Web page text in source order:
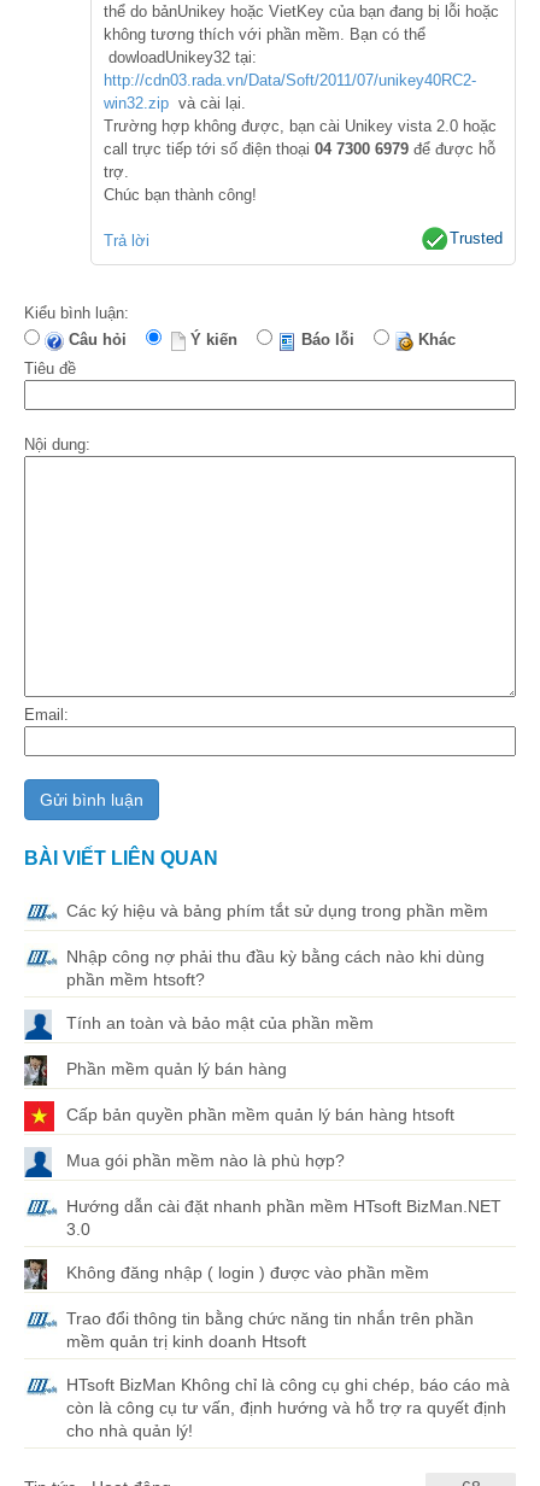
thể do bảnUnikey hoặc VietKey của bạn đang bị lỗi hoặc
không tương thích với phần mềm. Bạn có thể
dowloadUnikey32 tại:
http://cdn03.rada.vn/Data/Soft/2011/07/unikey40RC2-
win32.zip và cài lại.
Trường hợp không được, bạn cài Unikey vista 2.0 hoặc
call trực tiếp tới số điện thoại 04 7300 6979 để được hỗ
trợ.
Chúc bạn thành công!
Trả lời Trusted
Kiểu bình luận:
Câu hỏi
Ý kiến Báo lỗi
Khác
Tiêu đề
Nội dung:
Email:
BÀI VIẾT LIÊN QUAN
Các ký hiệu và bảng phím tắt sử dụng trong phần mềm
Nhập công nợ phải thu đầu kỳ bằng cách nào khi dùng
phần mềm htsoft?
Tính an toàn và bảo mật của phần mềm
Phần mềm quản lý bán hàng
Cấp bản quyền phần mềm quản lý bán hàng htsoft
Mua gói phần mềm nào là phù hợp?
Hướng dẫn cài đặt nhanh phần mềm HTsoft BizMan.NET
3.0
Không đăng nhập ( login ) được vào phần mềm
Trao đổi thông tin bằng chức năng tin nhắn trên phần
mềm quản trị kinh doanh Htsoft
HTsoft BizMan Không chỉ là công cụ ghi chép, báo cáo mà
còn là công cụ tư vấn, định hướng và hỗ trợ ra quyết định
cho nhà quản lý!